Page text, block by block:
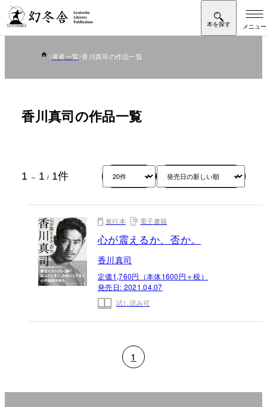
著者一覧 香川真司の作品一覧
香川真司の作品一覧
1 ～ 1 / 1件
単行本 電子書籍
心が震えるか、否か。
香川真司
定価1,760円（本体1600円＋税）
発売日: 2021.04.07
試し読み可
1